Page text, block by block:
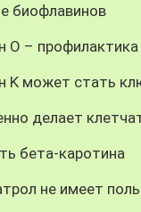
биофлавинов
О –
K может стать
делает
бета-каротина
не имеет